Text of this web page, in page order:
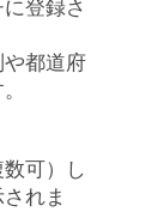
登録さ
都道府
可）し
れま